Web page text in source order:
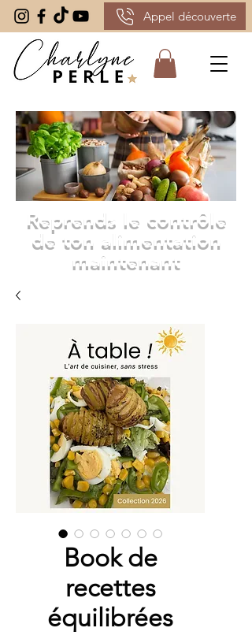
Appel découverte
Reprends le contrôle
de ton alimentation
maintenant
Book de
recettes
équilibrées